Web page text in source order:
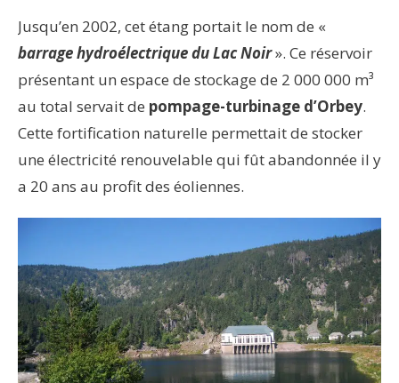
Jusqu’en 2002, cet étang portait le nom de «
barrage hydroélectrique du Lac Noir». Ce réservoir
présentant un espace de stockage de 2 000 000 m³
au total servait de pompage-turbinage d’Orbey.
Cette fortification naturelle permettait de stocker
une électricité renouvelable qui fût abandonnée il y
a 20 ans au profit des éoliennes.